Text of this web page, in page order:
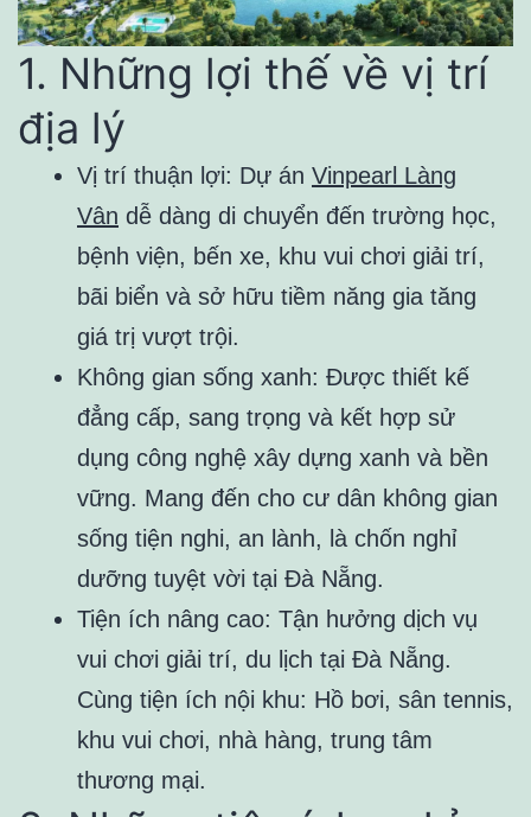
1. Những lợi thế về vị trí
địa lý
Vị trí thuận lợi: Dự án Vinpearl Làng
Vân dễ dàng di chuyển đến trường học,
bệnh viện, bến xe, khu vui chơi giải trí,
bãi biển và sở hữu tiềm năng gia tăng
giá trị vượt trội.
Không gian sống xanh: Được thiết kế
đẳng cấp, sang trọng và kết hợp sử
dụng công nghệ xây dựng xanh và bền
vững. Mang đến cho cư dân không gian
sống tiện nghi, an lành, là chốn nghỉ
dưỡng tuyệt vời tại Đà Nẵng.
Tiện ích nâng cao: Tận hưởng dịch vụ
vui chơi giải trí, du lịch tại Đà Nẵng.
Cùng tiện ích nội khu: Hồ bơi, sân tennis,
khu vui chơi, nhà hàng, trung tâm
thương mại.